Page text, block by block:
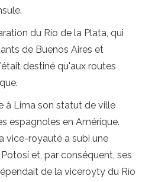
du Río de la Plata, qui
de Buenos Aires et
destiné qu'aux routes
à Lima son statut de ville
espagnoles en Amérique.
vice-royauté a subi une
et, par conséquent, ses
de la viceroyty du Río